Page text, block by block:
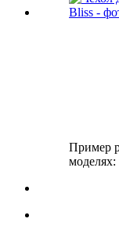
Пример
моделях: